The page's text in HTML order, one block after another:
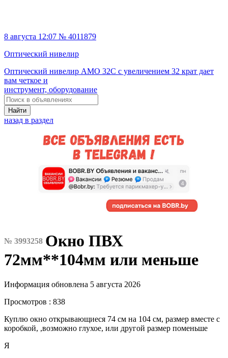
8 августа 12:07 № 4011879
Оптический нивелир
Оптический нивелир AMO 32C с увеличением 32 крат дает
вам четкое и
инструмент, оборудование
Найти
назад в раздел
№ 3993258 Окно ПВХ
72мм**104мм или меньше
Информация обновлена 5 августа 2026
Просмотров : 838
Куплю окно открывающиеся 74 см на 104 см, размер вместе с
коробкой, ,возможно глухое, или другой размер поменьше
Я